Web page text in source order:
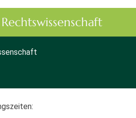
Rechtswissenschaft